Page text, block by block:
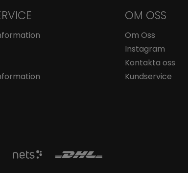
OM OSS
Om Oss
Instagram
Kontakta oss
Kundservice